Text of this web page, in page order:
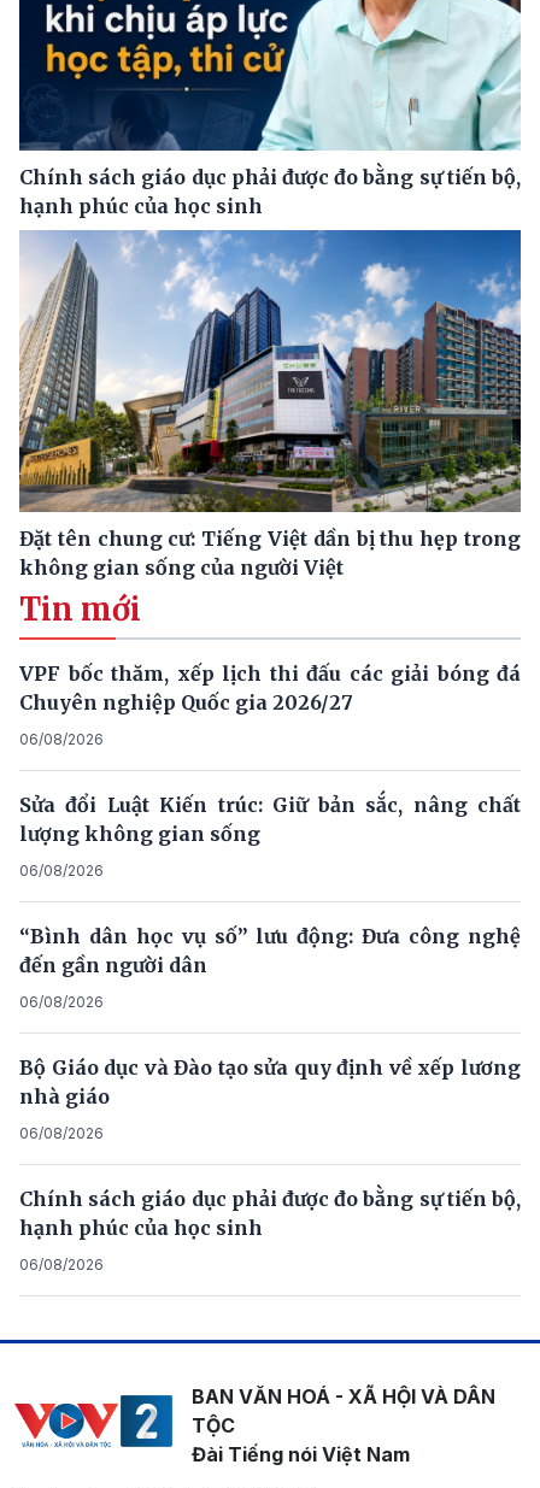
Chính sách giáo dục phải được đo bằng sự tiến bộ,
hạnh phúc của học sinh
Đặt tên chung cư: Tiếng Việt dần bị thu hẹp trong
không gian sống của người Việt
Tin mới
VPF bốc thăm, xếp lịch thi đấu các giải bóng đá
Chuyên nghiệp Quốc gia 2026/27
06/08/2026
Sửa đổi Luật Kiến trúc: Giữ bản sắc, nâng chất
lượng không gian sống
06/08/2026
“Bình dân học vụ số” lưu động: Đưa công nghệ
đến gần người dân
06/08/2026
Bộ Giáo dục và Đào tạo sửa quy định về xếp lương
nhà giáo
06/08/2026
Chính sách giáo dục phải được đo bằng sự tiến bộ,
hạnh phúc của học sinh
06/08/2026
BAN VĂN HOÁ - XÃ HỘI VÀ DÂN
TỘC
Đài Tiếng nói Việt Nam